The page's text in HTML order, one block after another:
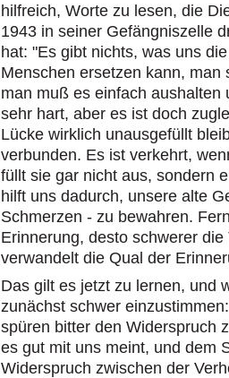
hilfreich, Worte zu lesen, die
1943 in seiner Gefängniszelle
hat: "Es gibt nichts, was uns
Menschen ersetzen kann,
man muß es einfach
sehr hart, aber es ist doch
Lücke wirklich unausgefüllt
verbunden. Es ist verkehrt,
füllt sie gar nicht aus, sondern
hilft uns dadurch, unsere alte
Schmerzen - zu bewahren.
Erinnerung, desto schwerer
verwandelt die Qual der
Das gilt es jetzt zu lernen, und
zunächst schwer
spüren bitter den Widerspruch
es gut mit uns meint, und dem
Widerspruch zwischen der